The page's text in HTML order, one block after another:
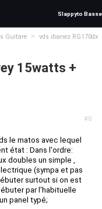
Slappyto Basse
Guitare >
vds ibanez RG170dx
15watts +
#0
le matos avec lequel
état : Dans l'ordre:
doubles un simple ,
(sympa et pas
surtout si on est
par l'habituelle
panel typé;